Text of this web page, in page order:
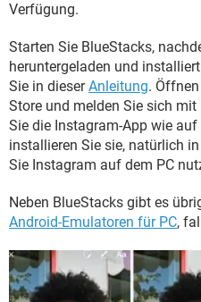
Verfügung.
Starten Sie BlueStacks,
heruntergeladen und
Sie in dieserAnleitung.
Store und melden Sie sich
Sie die Instagram-App wie
installieren Sie sie, natürlich
Sie Instagram auf dem PC
Neben BlueStacks gibt es
Android-Emulatoren für PC,